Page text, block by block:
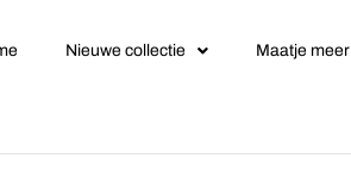
Nieuwe collectie Maatje meer